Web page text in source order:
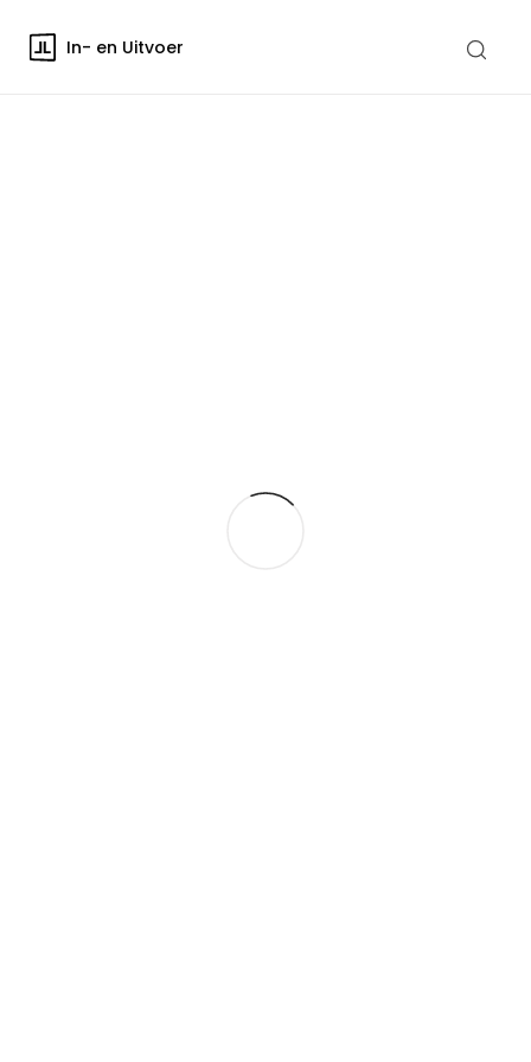
In- en Uitvoer